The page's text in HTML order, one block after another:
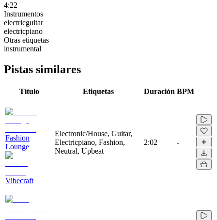
4:22
Instrumentos
electricguitar
electricpiano
Otras etiquetas
instrumental
Pistas similares
Título Etiquetas Duración BPM
Fashion
Lounge
Vibecraft
Electronic/House, Guitar,
Electricpiano, Fashion,
Neutral, Upbeat
2:02 -